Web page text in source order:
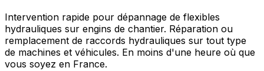
Intervention rapide pour dépannage de flexibles
hydrauliques sur engins de chantier. Réparation ou
remplacement de raccords hydrauliques sur tout type
de machines et véhicules. En moins d'une heure où que
vous soyez en France.